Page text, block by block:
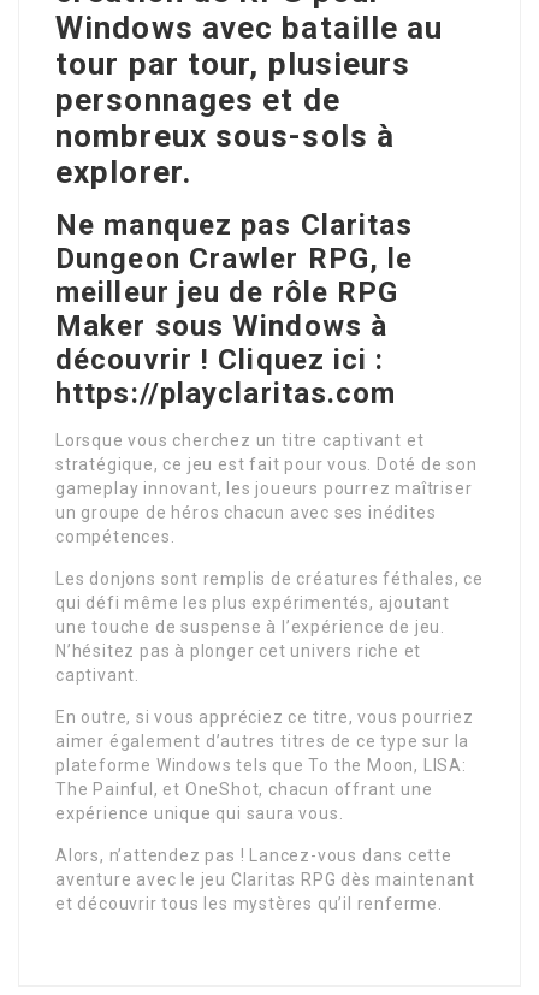
Windows avec bataille au
tour par tour, plusieurs
personnages et de
nombreux sous-sols à
explorer.
Ne manquez pas Claritas
Dungeon Crawler RPG, le
meilleur jeu de rôle RPG
Maker sous Windows à
découvrir ! Cliquez ici :
https://playclaritas.com
Lorsque vous cherchez un titre captivant et
stratégique, ce jeu est fait pour vous. Doté de son
gameplay innovant, les joueurs pourrez maîtriser
un groupe de héros chacun avec ses inédites
compétences.
Les donjons sont remplis de créatures féthales, ce
qui défi même les plus expérimentés, ajoutant
une touche de suspense à l’expérience de jeu.
N’hésitez pas à plonger cet univers riche et
captivant.
En outre, si vous appréciez ce titre, vous pourriez
aimer également d’autres titres de ce type sur la
plateforme Windows tels que To the Moon, LISA:
The Painful, et OneShot, chacun offrant une
expérience unique qui saura vous.
Alors, n’attendez pas ! Lancez-vous dans cette
aventure avec le jeu Claritas RPG dès maintenant
et découvrir tous les mystères qu’il renferme.